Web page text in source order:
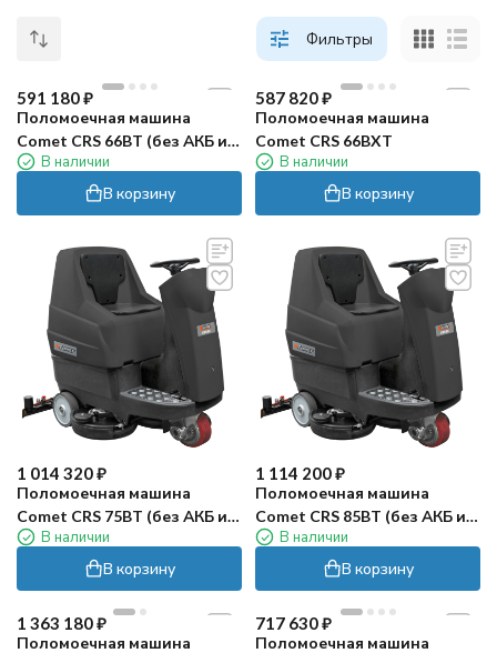
Фильтры
591 180₽
Поломоечная машина
Comet CRS 66BT (без АКБ и
ЗУ)В наличии
В корзину
587 820₽
Поломоечная машина
Comet CRS 66BXT
В наличии
В корзину
1 014 320₽
Поломоечная машина
Comet CRS 75BT (без АКБ и
ЗУ)В наличии
В корзину
1 114 200₽
Поломоечная машина
Comet CRS 85BT (без АКБ и
ЗУ)В наличии
В корзину
1 363 180₽
Поломоечная машина
717 630₽
Поломоечная машина